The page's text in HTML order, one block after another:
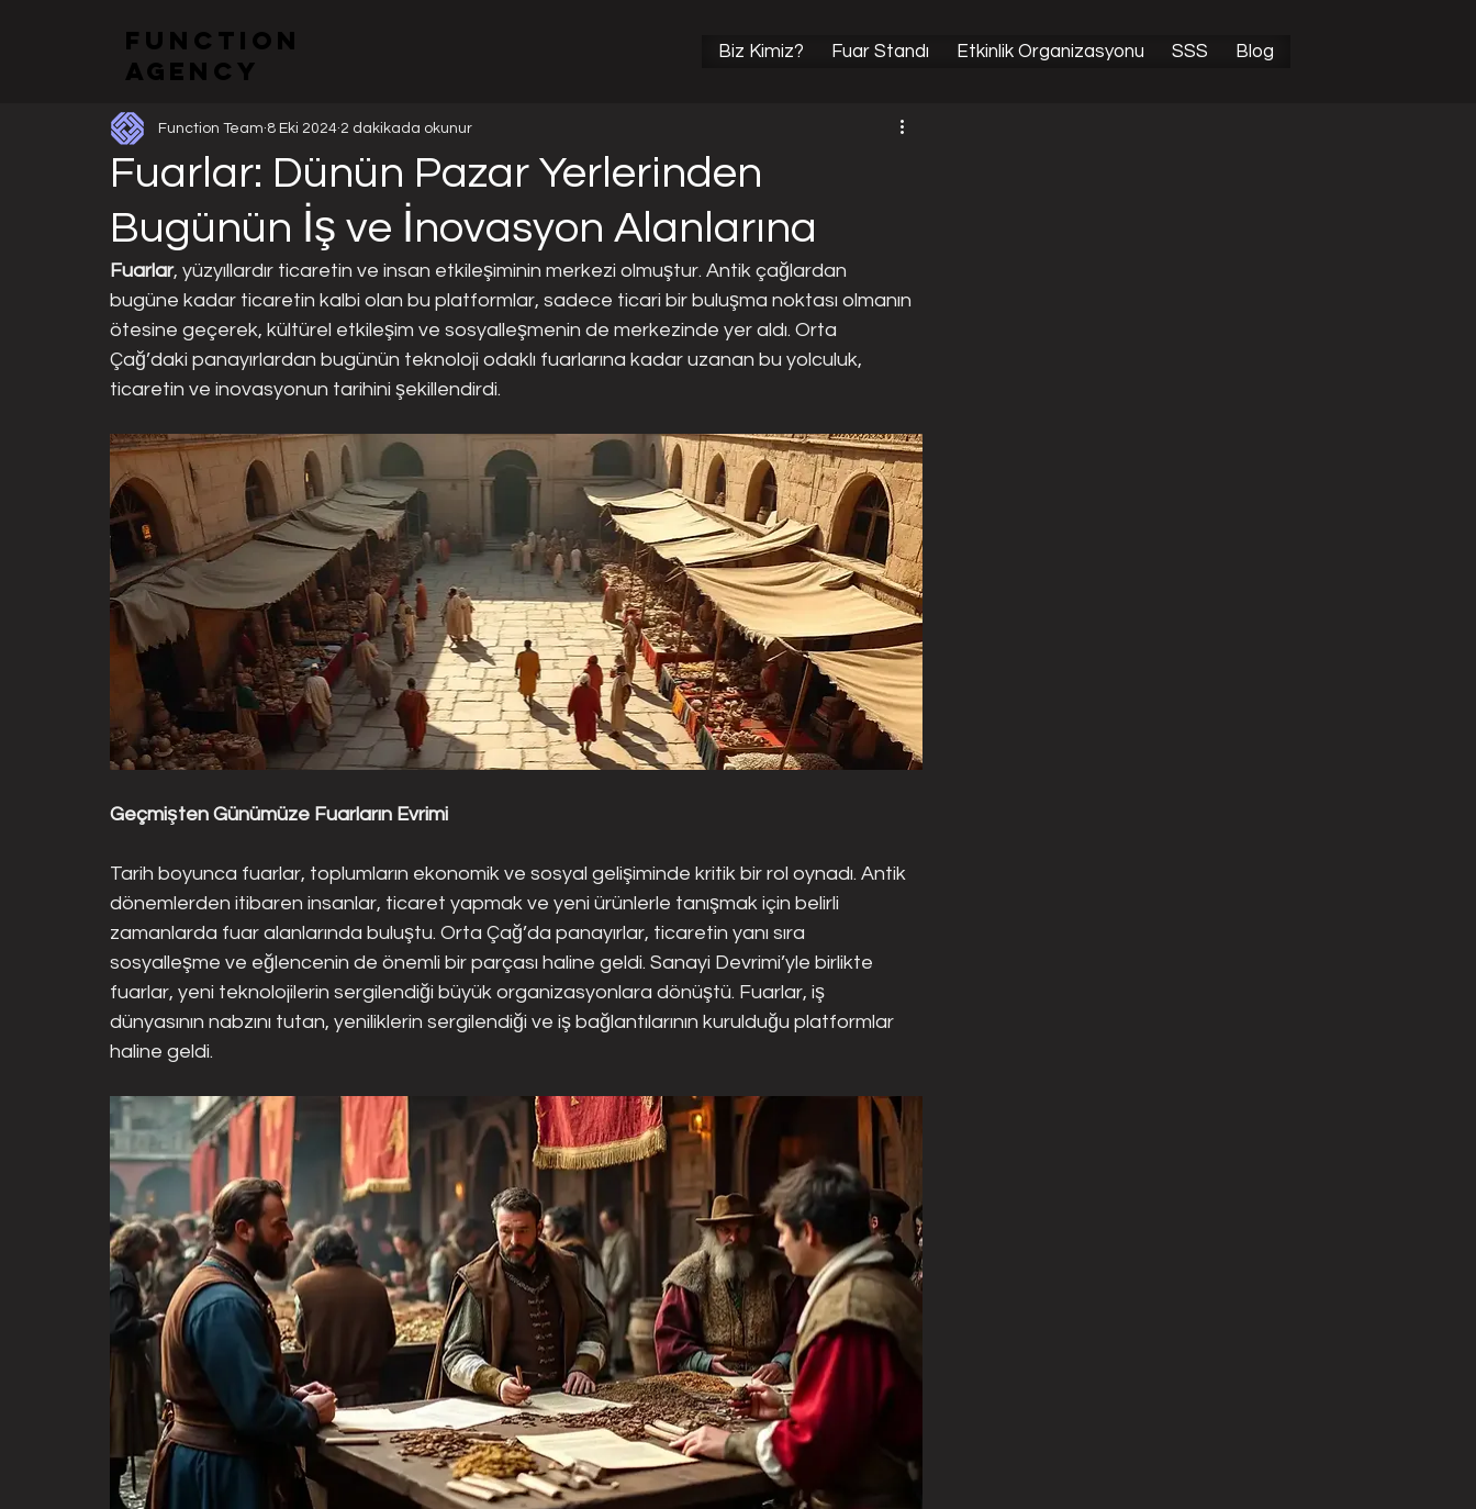
function
agency
Biz Kimiz? Fuar Standı Etkinlik Organizasyonu SSS Blog
Fuarlar ve Stand Tasarımları Sektörel Fuar Haberleri Bunu Biliyor Muydunuz?
Fuarlar: Dünün Pazar Yerlerinden
Bugünün İş ve İnovasyon Alanlarına
Function Team 8 Eki 2024 2 dakikada okunur
Fuarlar, yüzyıllardır ticaretin ve insan etkileşiminin merkezi olmuştur. Antik çağlardan
bugüne kadar ticaretin kalbi olan bu platformlar, sadece ticari bir buluşma noktası olmanın
ötesine geçerek, kültürel etkileşim ve sosyalleşmenin de merkezinde yer aldı. Orta
Çağ’daki panayırlardan bugünün teknoloji odaklı fuarlarına kadar uzanan bu yolculuk,
ticaretin ve inovasyonun tarihini şekillendirdi.
Geçmişten Günümüze Fuarların Evrimi
Tarih boyunca fuarlar, toplumların ekonomik ve sosyal gelişiminde kritik bir rol oynadı. Antik
dönemlerden itibaren insanlar, ticaret yapmak ve yeni ürünlerle tanışmak için belirli
zamanlarda fuar alanlarında buluştu. Orta Çağ’da panayırlar, ticaretin yanı sıra
sosyalleşme ve eğlencenin de önemli bir parçası haline geldi. Sanayi Devrimi’yle birlikte
fuarlar, yeni teknolojilerin sergilendiği büyük organizasyonlara dönüştü. Fuarlar, iş
dünyasının nabzını tutan, yeniliklerin sergilendiği ve iş bağlantılarının kurulduğu platformlar
haline geldi.